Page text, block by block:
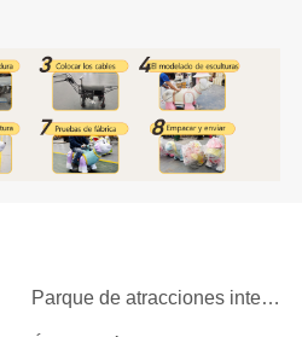
Parque de atracciones interior